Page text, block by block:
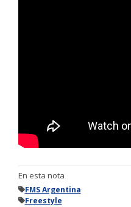
En esta nota
FMS Argentina
Freestyle